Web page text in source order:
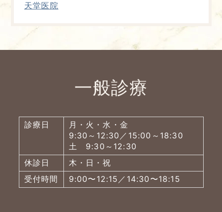
天堂医院
一般診療
診療日
月・火・水・金
9:30～12:30／15:00～18:30
土 9:30～12:30
休診日
木・日・祝
受付時間
9:00〜12:15／14:30〜18:15